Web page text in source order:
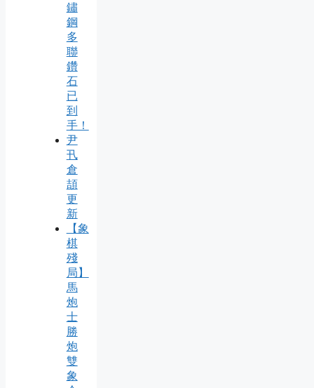
鏽
鋼
多
聯
鑽
石
已
到
手！
尹
卂
倉
頡
更
新
【象
棋
殘
局】
馬
炮
士
勝
炮
雙
象